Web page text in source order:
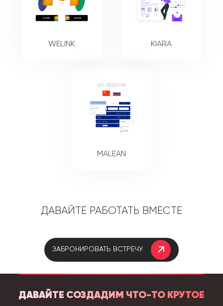
WELINK KIARA
MALEAN
Давайте работать вместе
Забронировать встречу
Давайте создадим что-то крутое